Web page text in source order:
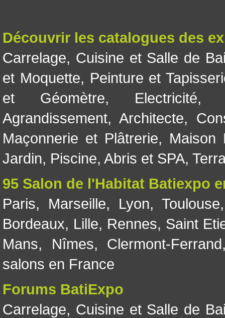
Découvrir les catalogues des
Carrelage, Cuisine et Salle de
et Moquette, Peinture et
et Géomètre, Electricité
Agrandissement, Architecte,
Maçonnerie et Plâtrerie, Maison
Jardin, Piscine, Abris et SPA,
95 Salon de l'Habitat Batiexpo
Paris, Marseille, Lyon, Toulouse
Bordeaux, Lille, Rennes, Saint
Mans, Nîmes, Clermont-Ferrand
salons en France
Forums BatiExpo
Carrelage, Cuisine et Salle de